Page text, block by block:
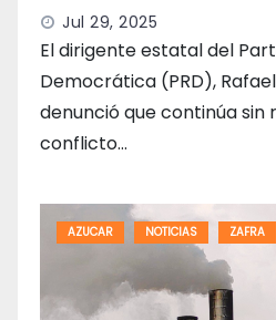
Jul 29, 2025
El dirigente estatal del
Democrática (PRD),
denunció que continúa sin
conflicto…
AZUCAR NOTICIAS ZAFRA